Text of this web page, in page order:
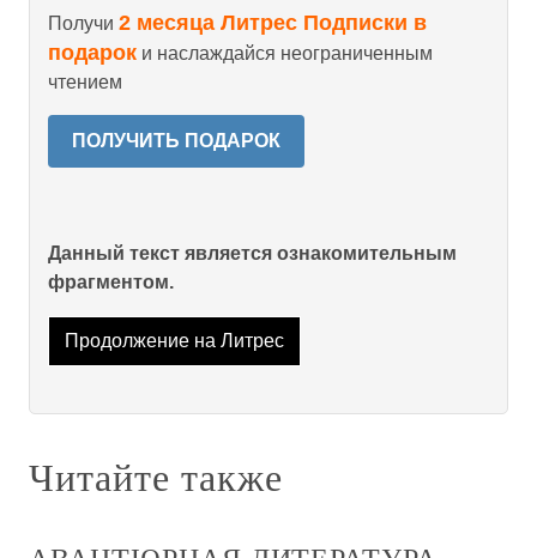
Получи 2 месяца Литрес Подписки в
подарок и наслаждайся неограниченным
чтением
ПОЛУЧИТЬ ПОДАРОК
Данный текст является ознакомительным
фрагментом.
Продолжение на Литрес
Читайте также